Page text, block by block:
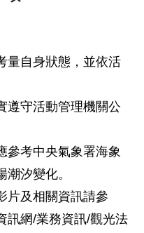
量自身狀態，並依活
遵守活動管理機關公
參考中央氣象署海象
汐變化。
片及相關資訊請參
訊網/業務資訊/觀光法